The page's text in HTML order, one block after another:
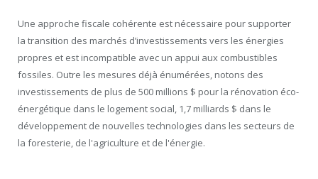
Une approche fiscale cohérente est nécessaire pour supporter
la transition des marchés d’investissements vers les énergies
propres et est incompatible avec un appui aux combustibles
fossiles. Outre les mesures déjà énumérées, notons des
investissements de plus de 500 millions $ pour la rénovation éco-
énergétique dans le logement social, 1,7 milliards $ dans le
développement de nouvelles technologies dans les secteurs de
la foresterie, de l'agriculture et de l'énergie.